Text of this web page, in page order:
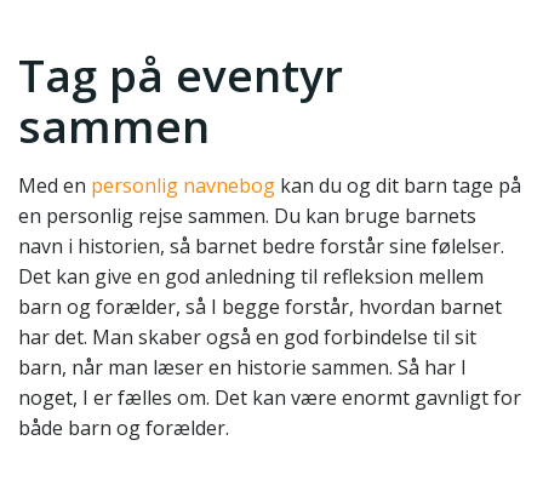
Tag på eventyr
sammen
Med en personlig navnebog kan du og dit barn tage på
en personlig rejse sammen. Du kan bruge barnets
navn i historien, så barnet bedre forstår sine følelser.
Det kan give en god anledning til refleksion mellem
barn og forælder, så I begge forstår, hvordan barnet
har det. Man skaber også en god forbindelse til sit
barn, når man læser en historie sammen. Så har I
noget, I er fælles om. Det kan være enormt gavnligt for
både barn og forælder.